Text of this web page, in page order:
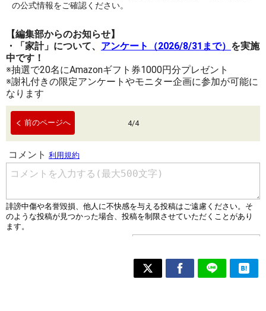
の公式情報をご確認ください。
【編集部からのお知らせ】
・「家計」について、 アンケート（2026/8/31まで） を実施
中です！
※抽選で20名にAmazonギフト券1000円分プレゼント
※謝礼付きの限定アンケートやモニター企画に参加が可能に
なります
前のページへ 4/4